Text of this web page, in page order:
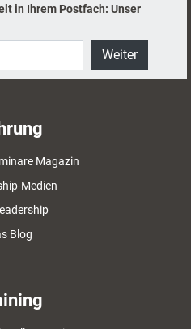
in Ihrem Postfach: Unser
Weiter
Magazin
Medien
Blog